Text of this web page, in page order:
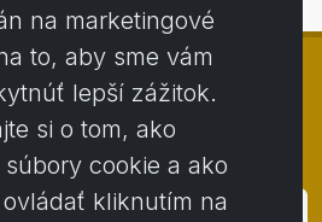
2014 - 2026 Activstar
Prihlásiť
na marketingové
to, aby sme vám
lepší zážitok.
si o tom, ako
cookie a ako
kliknutím na